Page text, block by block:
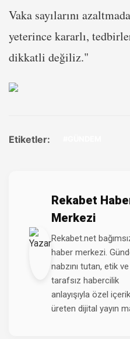
Vaka sayılarını azaltmada
yeterince kararlı,
dikkatli değiliz."
Etiketler:
Rekabet
Merkezi
Rekabet.net
haber merkezi.
nabzını tutan, etik ve
tarafsız habercilik
anlayışıyla özel
üreten dijital yayın